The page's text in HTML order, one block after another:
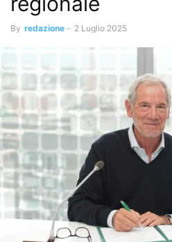
By redazione - 2 Luglio 2025